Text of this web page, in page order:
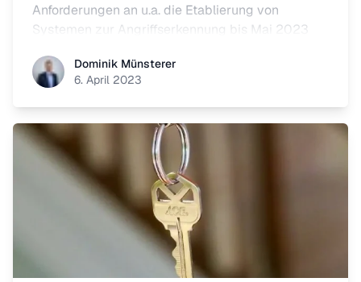
Anforderungen an u.a. die Etablierung von
Systemen zur Angriffserkennung bis Mai 2023
Energiedienstleister, die die Schwellenwerte für
KRITIS unterschreiten, bleiben nicht verschont.
Dominik Münsterer
Dominik Münsterer
6. April 2023